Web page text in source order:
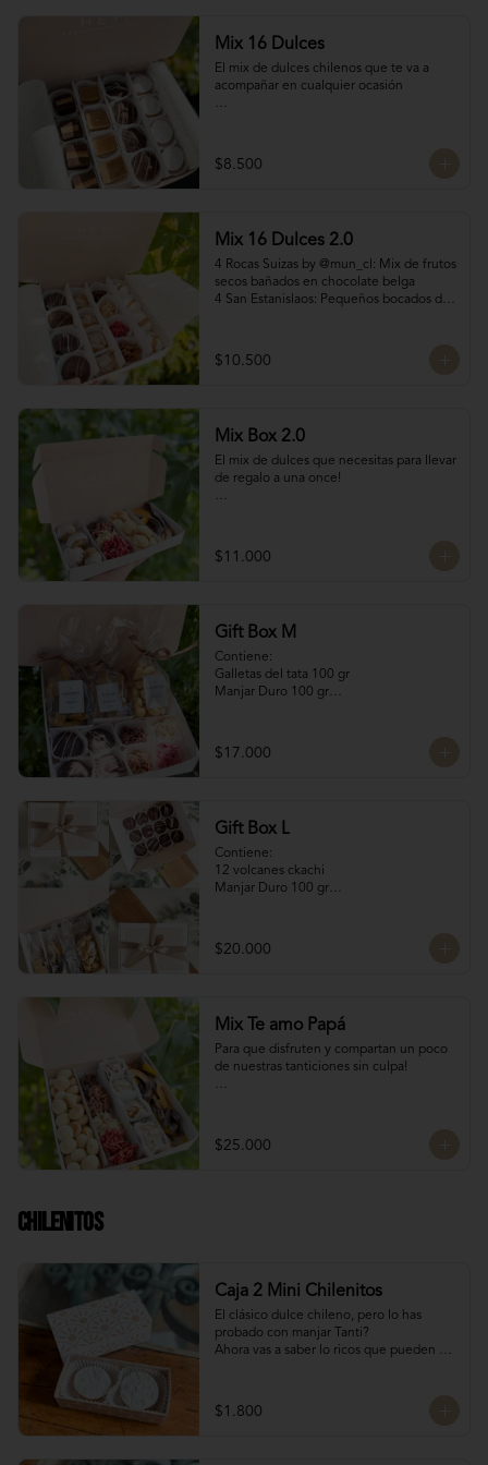
Mix 16 Dulces
El mix de dulces chilenos que te va a
acompañar en cualquier ocasión
4 mini chilenitos
4 Bocados Taratchi: Mantequilla de maní
4 Bocados de manjar duro
SI NECESITAS MÁS DE 10 UNIDADES
escríbenos por WhatsApp o Instagram
para confirmar stock (nuestros productos
$8.500
Mix 16 Dulces 2.0
4 Rocas Suizas by @mun_cl: Mix de frutos
secos bañados en chocolate belga
4 San Estanislaos: Pequeños bocados de
rellenos con manjar blanco
4 Volcanes Ckachi
$10.500
Mix Box 2.0
El mix de dulces que necesitas para llevar
de regalo a una once!
4 Rocas Suizas by @mun_cl: Mix de frutos
secos bañados en chocolate francés
$11.000
Gift Box M
Contiene:
Galletas del tata 100 gr
Manjar Duro 100 gr
4 Rocas Suizas
$17.000
Gift Box L
Contiene:
12 volcanes ckachi
Manjar Duro 100 gr
Naranjitas con chocolate
$20.000
Mix Te amo Papá
Para que disfruten y compartan un poco
de nuestras tanticiones sin culpa!
manjar blanco)
Naranjitas con chocolate 150 gr
$25.000
Chilenitos
Caja 2 Mini Chilenitos
El clásico dulce chileno, pero lo has
probado con manjar Tanti?
Ahora vas a saber lo ricos que pueden
espolvoreados con azúcar flor.
Para dar un dulce especial en estas
$1.800